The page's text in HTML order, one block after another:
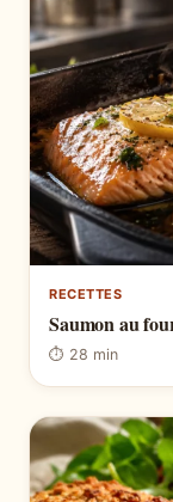
RECETTES
Saumon au
⏱ 28 min